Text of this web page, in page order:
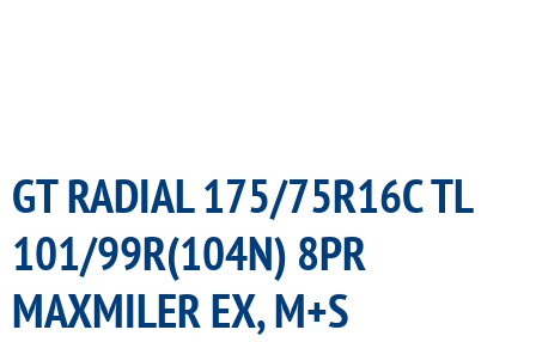
GT RADIAL 175/75R16C TL
101/99R(104N) 8PR
MAXMILER EX, M+S